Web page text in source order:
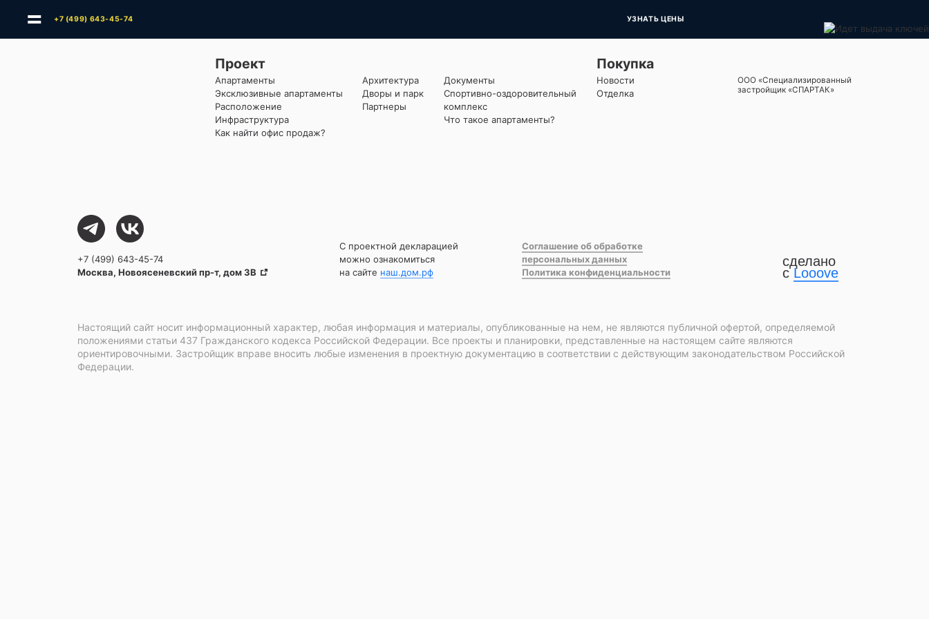
+7 (499) 643-45-74 УЗНАТЬ ЦЕНЫ
Проект
Апартаменты
Эксклюзивные апартаменты
Расположение
Инфраструктура
Как найти офис продаж?
Архитектура
Дворы и парк
Партнеры
Документы
Спортивно-оздоровительный
комплекс
Что такое апартаменты?
Покупка
Новости
Отделка
ООО «Специализированный
застройщик «СПАРТАК»
+7 (499) 643-45-74
Москва, Новоясеневский пр-т, дом 3В
С проектной декларацией
можно ознакомиться
на сайте наш.дом.рф
Соглашение об обработке
персональных данных
Политика конфиденциальности
сделано
с Looove
Настоящий сайт носит информационный характер, любая информация и материалы, опубликованные на нем, не являются публичной офертой, определяемой
положениями статьи 437 Гражданского кодекса Российской Федерации. Все проекты и планировки, представленные на настоящем сайте являются
ориентировочными. Застройщик вправе вносить любые изменения в проектную документацию в соответствии с действующим законодательством Российской
Федерации.